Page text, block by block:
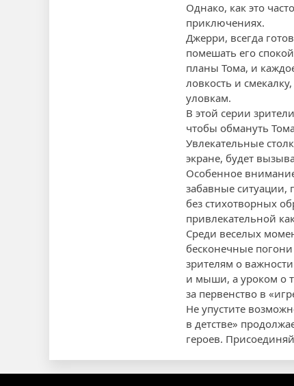
Однако, как это
приключениях.
Джерри, всегда
помешать его
планы Тома, и
ловкость и
уловкам.
В этой серии
чтобы обмануть
Увлекательные
экране, будет
Особенное
забавные ситуации,
без стихотворных
привлекательной
Среди веселых
бесконечные
зрителям о
и мыши, а уроком о
за первенство в
Не упустите
в детстве»
героев.